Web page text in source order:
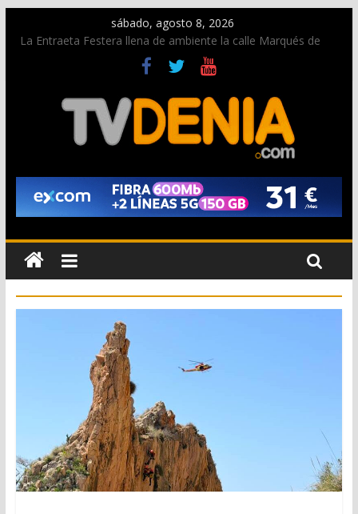
sábado, agosto 8, 2026
La Entraeta Festera llena de ambiente la calle Marqués de
Campo con la recepción a la Capitanía Cristiana
Dos personas fallecen en un grave accidente en la N-332
entre Benissa y Calp
Una nueva oportunidad para donar sangre en Cruz Roja
El bando moro protagonista en la Segunda Entraeta Festera
Paco Adsuar dona al Arxiu de Dénia más de 50.000 imágenes
de la memoria visual de la ciudad